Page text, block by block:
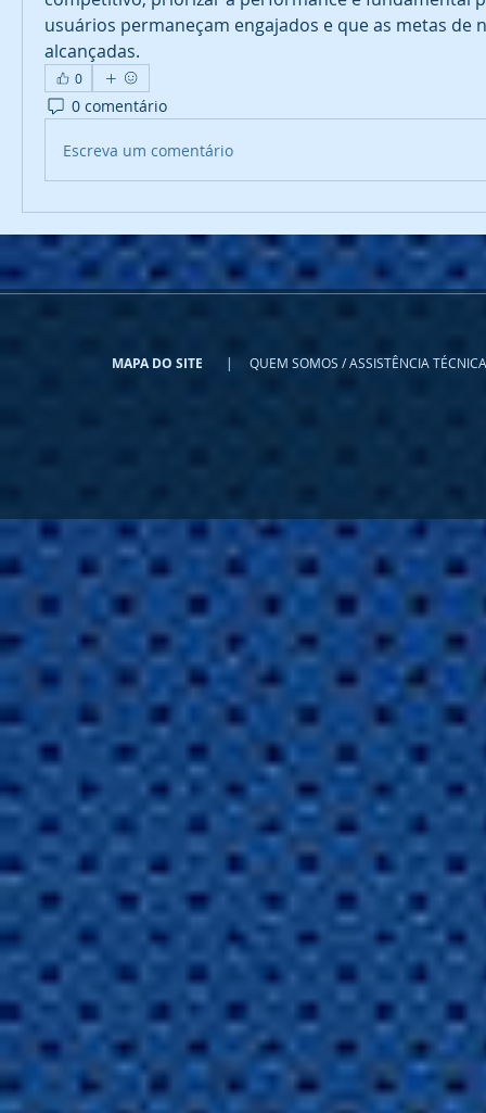
usuários permaneçam engajados e que as metas de
alcançadas.
0
0 comentário
Escreva um comentário
MAPA DO SITE | QUEM SOMOS / ASSISTÊNCIA